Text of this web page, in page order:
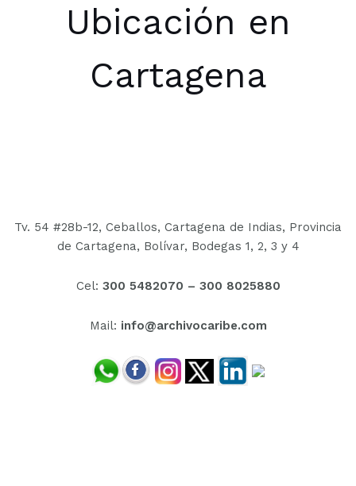
Ubicación en
Cartagena
Tv. 54 #28b-12, Ceballos, Cartagena de Indias, Provincia
de Cartagena, Bolívar, Bodegas 1, 2, 3 y 4
Cel: 300 5482070 – 300 8025880
Mail: info@archivocaribe.com